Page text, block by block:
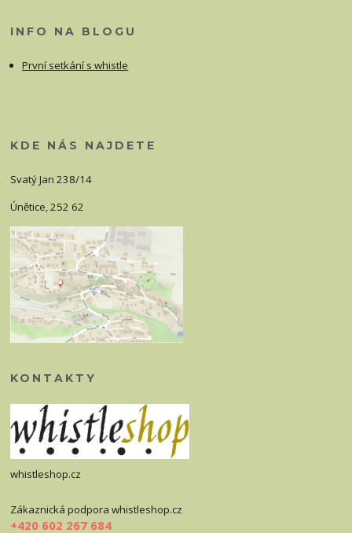
INFO NA BLOGU
První setkání s whistle
KDE NÁS NAJDETE
Svatý Jan 238/14
Únětice, 252 62
KONTAKTY
whistleshop.cz
Zákaznická podpora whistleshop.cz
+420 602 267 684